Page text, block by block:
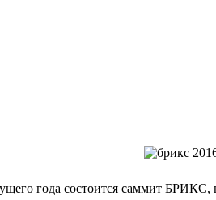
года состоится саммит БРИКС,